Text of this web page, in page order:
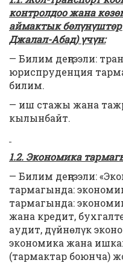
контролдоо жана
аймактык
Джалал-Абад) үчүн:
— Билим деңгээли:
юриспруденция
билим.
— иш стажы жана
кылынбайт.
1.2. Экономика
— Билим деңгээли:
тармагында:
тармагында:
жана кредит,
аудит, дүйнөлүк
экономика жана
(тармактар боюнча)